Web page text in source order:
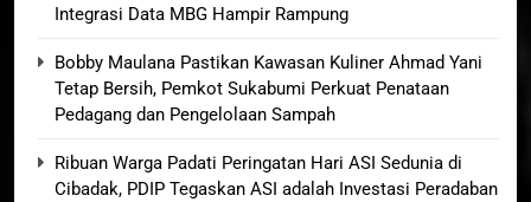
Integrasi Data MBG Hampir Rampung
Bobby Maulana Pastikan Kawasan Kuliner Ahmad Yani
Tetap Bersih, Pemkot Sukabumi Perkuat Penataan
Pedagang dan Pengelolaan Sampah
Ribuan Warga Padati Peringatan Hari ASI Sedunia di
Cibadak, PDIP Tegaskan ASI adalah Investasi Peradaban